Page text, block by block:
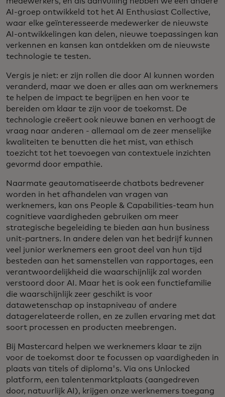
AI-groep ontwikkeld tot het AI Enthusiast Collective,
waar elke geïnteresseerde medewerker de nieuwste
AI-ontwikkelingen kan delen, nieuwe toepassingen kan
verkennen en kansen kan ontdekken om de nieuwste
technologie te testen.
Vergis je niet: er zijn rollen die door AI kunnen worden
veranderd, maar we doen er alles aan om werknemers
te helpen de impact te begrijpen en hen voor te
bereiden om klaar te zijn voor de toekomst. De
technologie creëert ook nieuwe banen en verhoogt de
vraag naar anderen - allemaal om de zeer menselijke
kwaliteiten te benutten die het mist, van ethisch
toezicht tot het toevoegen van contextuele inzichten
gevormd door empathie.
Naarmate geautomatiseerde chatbots bedrevener
worden in het afhandelen van vragen van
werknemers, kan ons People & Capabilities-team hun
cognitieve vaardigheden gebruiken om meer
strategische begeleiding te bieden aan hun business
unit-partners. In andere delen van het bedrijf kunnen
veel junior werknemers een groot deel van hun tijd
besteden aan het samenstellen van rapportages, een
verantwoordelijkheid die waarschijnlijk zal worden
verstoord door AI. Maar het is ook een functiefamilie
die waarschijnlijk zeer geschikt is voor
datawetenschap op instapniveau of andere
datagerelateerde rollen, en ze zullen ervaring met dat
soort processen en producten meebrengen.
Bij Mastercard helpen we werknemers klaar te zijn
voor de toekomst door te focussen op vaardigheden in
plaats van titels of diploma's. Via ons Unlocked
platform, een talentenmarktplaats (aangedreven
door, natuurlijk AI), krijgen onze werknemers toegang